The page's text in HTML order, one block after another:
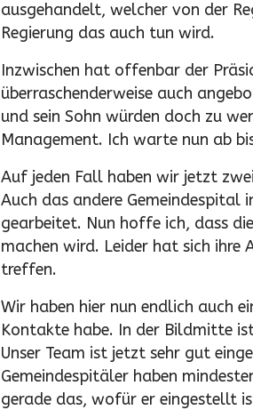
ausgehandelt, welcher von der
Regierung das auch tun wird.
Inzwischen hat offenbar der
überraschenderweise auch
und sein Sohn würden doch zu
Management. Ich warte nun ab
Auf jeden Fall haben wir jetzt
Auch das andere
gearbeitet. Nun hoffe ich, dass
machen wird. Leider hat sich ihre
treffen.
Wir haben hier nun endlich auch
Kontakte habe. In der Bildmitte
Unser Team ist jetzt sehr gut
Gemeindespitäler haben
gerade das, wofür er eingestellt